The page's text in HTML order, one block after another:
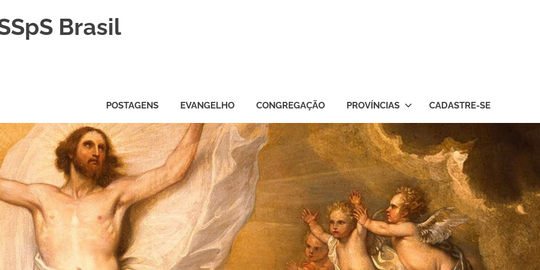
Brasil
POSTAGENS EVANGELHO CONGREGAÇÃO PROVÍNCIAS CADASTRE-SE